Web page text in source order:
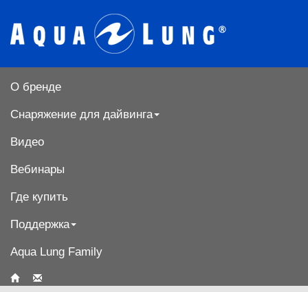
О бренде
Снаряжение для дайвинга
Видео
Вебинары
Где купить
Поддержка
Aqua Lung Family